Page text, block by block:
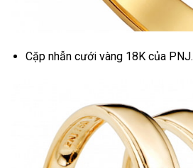
Cặp nhẫn cưới vàng 18K của PNJ.